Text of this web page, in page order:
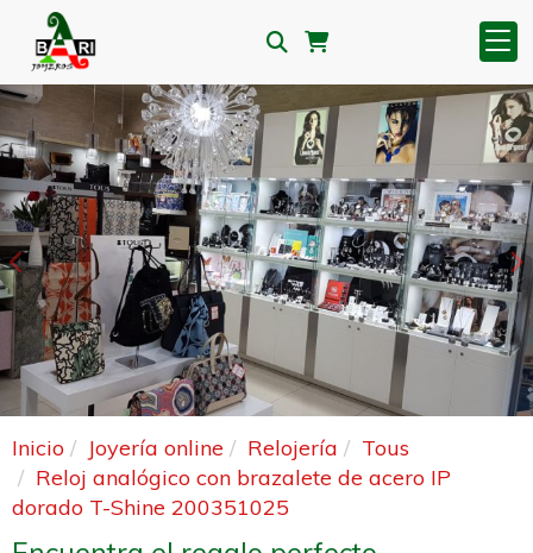
Anterior
Inicio Joyería online Relojería
Tous
Reloj analógico con brazalete de acero IP
dorado T-Shine 200351025